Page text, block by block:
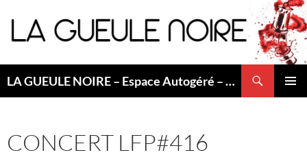
au
contenu
LA GUEULE NOIRE – Espace Autogéré – Saint Etienne
CONCERT LFP#416